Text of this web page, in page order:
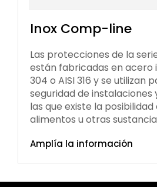
Inox Comp-line
Las protecciones de la
están fabricadas en acero
304 o AISI 316 y se utilizan
seguridad de instalaciones
las que existe la
alimentos u otras
Amplía la información